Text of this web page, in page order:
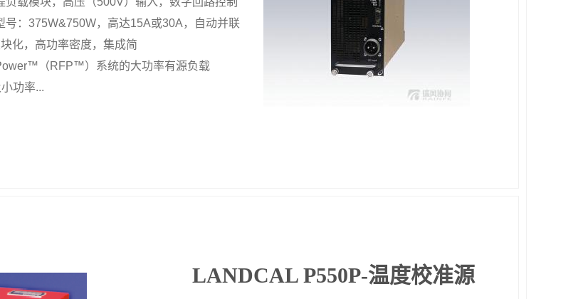
号：375W&750W，高达15A或30A，自动并联
化，高功率密度，集成简
（RFP™）系统的大功率有源负载
小功率...
LANDCAL P550P-温度校准源